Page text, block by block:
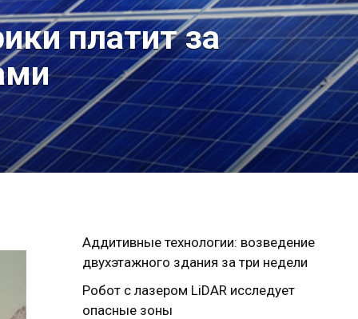
платит за
Аддитивные технологии: возведение
двухэтажного здания за три недели
Робот с лазером LiDAR исследует
опасные зоны